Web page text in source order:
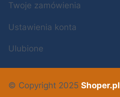
Twoje zamówienia
Ustawienia konta
Ulubione
© Copyright 2025 Shoper.pl